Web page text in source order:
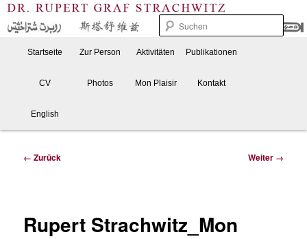
Zum
Inhalt
wechseln
Dr. Rupert Graf Strachwitz
Forschung, Beratung und Praxis
Startseite Zur Person Aktivitäten Publikationen
CV Photos Mon Plaisir Kontakt
English
Bilder-
← Zurück Weiter →
Rupert Strachwitz_Mon